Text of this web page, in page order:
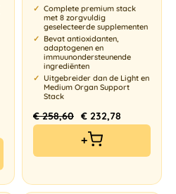
Complete premium stack
met 8 zorgvuldig
geselecteerde supplementen
Bevat antioxidanten,
adaptogenen en
immuunondersteunende
ingrediënten
Uitgebreider dan de Light en
Medium Organ Support
Stack
€258,60 € 232,78
+